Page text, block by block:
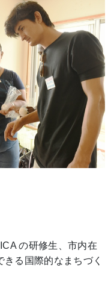
の研修生、市内在
る国際的なまちづく